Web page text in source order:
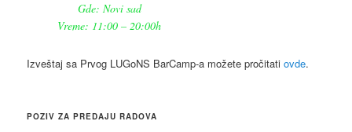
Gde: Novi sad
Vreme: 11:00 – 20:00h
Izveštaj sa Prvog LUGoNS BarCamp-a možete pročitatiovde.
POZIV ZA PREDAJU RADOVA